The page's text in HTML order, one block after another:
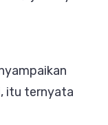
itu ternyata